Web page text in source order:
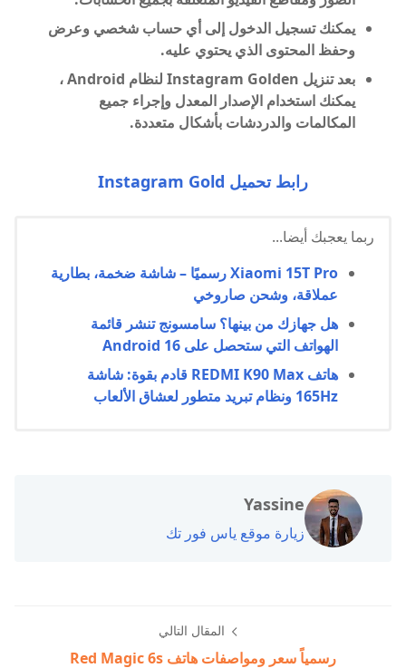
يمكنك تسجيل الدخول إلى أي حساب شخصي وعرض
وحفظ المحتوى الذي يحتوي عليه.
بعد تنزيل Instagram Golden لنظام Android ،
يمكنك استخدام الإصدار المعدل وإجراء جميع
المكالمات والدردشات بأشكال متعددة.
رابط تحميل Instagram Gold
ربما يعجبك أيضا...
Xiaomi 15T Pro رسميًا – شاشة ضخمة، بطارية
عملاقة، وشحن صاروخي
هل جهازك من بينها؟ سامسونج تنشر قائمة
الهواتف التي ستحصل على Android 16
هاتف REDMI K90 Max قادم بقوة: شاشة
165Hz ونظام تبريد متطور لعشاق الألعاب
Yassine
زيارة موقع ياس فور تك
المقال التالي
رسمياً سعر ومواصفات هاتف Red Magic 6s